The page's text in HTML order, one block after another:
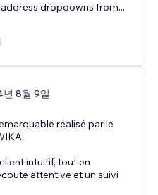
dropdowns from...
8월 9일
réalisé par le
intuitif, tout en
attentive et un suivi